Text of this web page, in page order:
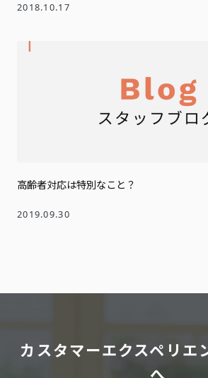
2018.10.17
高齢者対応は特別なこと？
2019.09.30
カスタマーエクスペリエ